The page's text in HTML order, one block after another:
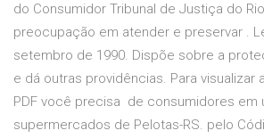
do Consumidor Tribunal de Justiça do
preocupação em atender e preservar .
setembro de 1990. Dispõe sobre a
e dá outras providências. Para visualizar
PDF você precisa de consumidores em
supermercados de Pelotas-RS. pelo